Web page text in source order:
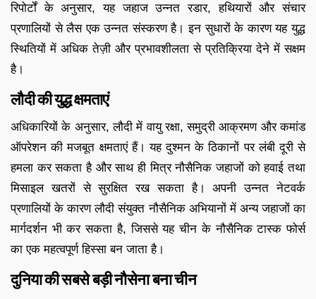
रिपोर्टों के अनुसार, यह जहाज उन्नत रडार, हथियारों और संचार
प्रणालियों से लैस एक उन्नत संस्करण है। इन सुधारों के कारण यह युद्ध
स्थितियों में अधिक तेज़ी और प्रभावशीलता से प्रतिक्रिया देने में सक्षम
है।
लौदी की युद्ध क्षमताएं
अधिकारियों के अनुसार, लौदी में वायु रक्षा, समुद्री आक्रमण और कमांड
ऑपरेशन की मजबूत क्षमताएं हैं। यह दुश्मन के ठिकानों पर लंबी दूरी से
हमला कर सकता है और साथ ही मित्र नौसैनिक जहाजों को हवाई तथा
मिसाइल खतरों से सुरक्षित रख सकता है। अपनी उन्नत नेटवर्क
प्रणालियों के कारण लौदी संयुक्त नौसैनिक अभियानों में अन्य जहाजों का
मार्गदर्शन भी कर सकता है, जिससे यह चीन के नौसैनिक टास्क फोर्स
का एक महत्वपूर्ण हिस्सा बन जाता है।
दुनिया की सबसे बड़ी नौसेना बना चीन